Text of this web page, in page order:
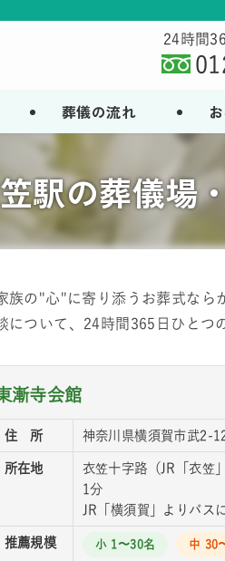
葬儀の流れ
24時間
駅の葬儀場
族の"心"に寄り添うお葬式な
ついて、24時間365日ひとつ
漸寺会館
住 所 神奈川県横須賀市武2-
所在地
衣笠十字路（JR「衣笠
1分
JR「横須賀」よりバ
推薦規模 小 1〜30名 中 30